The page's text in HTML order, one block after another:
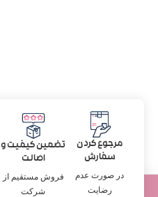
مرجوع کردن
سفارش
در صورت عدم
رضایت
تضمین کیفیت و
اصالت
فروش مستقیم از
شرکت